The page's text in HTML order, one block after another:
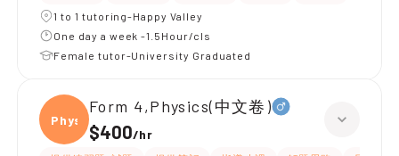
1 to 1 tutoring-Happy Valley
One day a week -1.5Hour/cls
Female tutor-University Graduated
Physi
Form 4,Physics(中文卷)
$400/hr